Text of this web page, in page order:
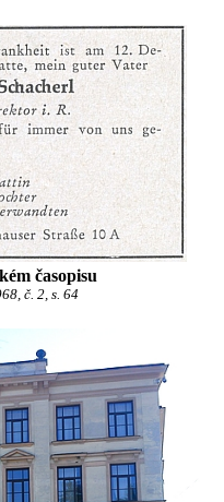
časopisu
č. 2, s. 64